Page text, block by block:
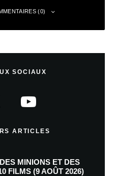
(0)
SOCIAUX
ARTICLES
MINIONS ET DES
FILMS (9 AOÛT 2026)